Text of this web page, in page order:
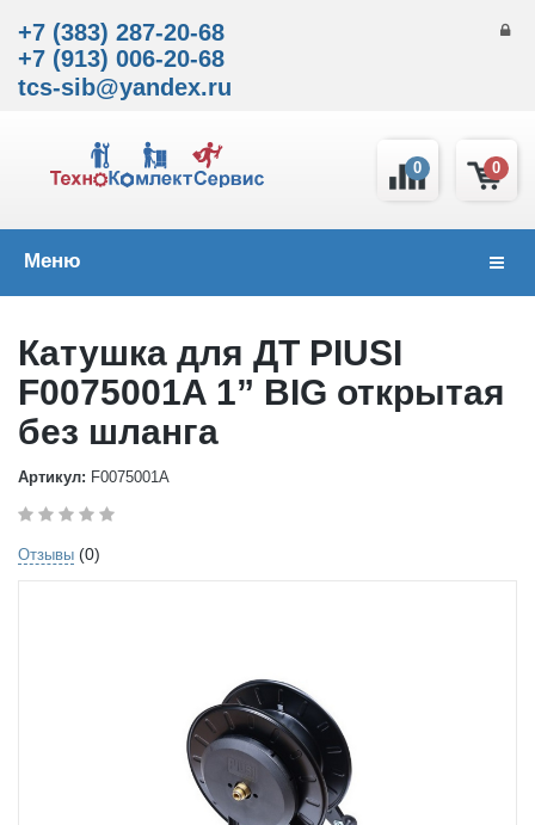
+7 (383) 287-20-68
+7 (913) 006-20-68
tcs-sib@yandex.ru
0
0
Меню
Катушка для ДТ PIUSI
F0075001A 1” BIG открытая
без шланга
Артикул: F0075001A
Отзывы (0)